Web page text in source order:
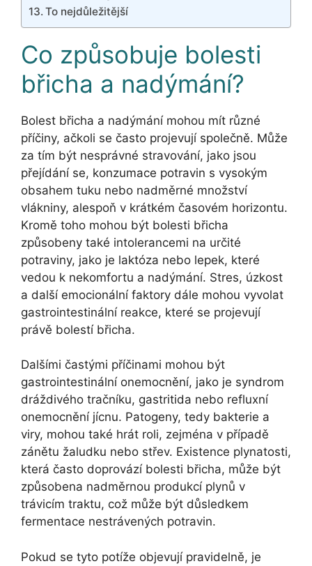
To nejdůležitější
Co způsobuje bolesti
břicha a nadýmání?
Bolest břicha a nadýmání mohou mít různé
příčiny, ačkoli se často projevují společně. Může
za tím být nesprávné stravování, jako jsou
přejídání se, konzumace potravin s vysokým
obsahem tuku nebo nadměrné množství
vlákniny, alespoň v krátkém časovém horizontu.
Kromě toho mohou být bolesti břicha
způsobeny také intolerancemi na určité
potraviny, jako je laktóza nebo lepek, které
vedou k nekomfortu a nadýmání. Stres, úzkost
a další emocionální faktory dále mohou vyvolat
gastrointestinální reakce, které se projevují
právě bolestí břicha.
Dalšími častými příčinami mohou být
gastrointestinální onemocnění, jako je syndrom
dráždivého tračníku, gastritida nebo refluxní
onemocnění jícnu. Patogeny, tedy bakterie a
viry, mohou také hrát roli, zejména v případě
zánětu žaludku nebo střev. Existence plynatosti,
která často doprovází bolesti břicha, může být
způsobena nadměrnou produkcí plynů v
trávicím traktu, což může být důsledkem
fermentace nestrávených potravin.
Pokud se tyto potíže objevují pravidelně, je